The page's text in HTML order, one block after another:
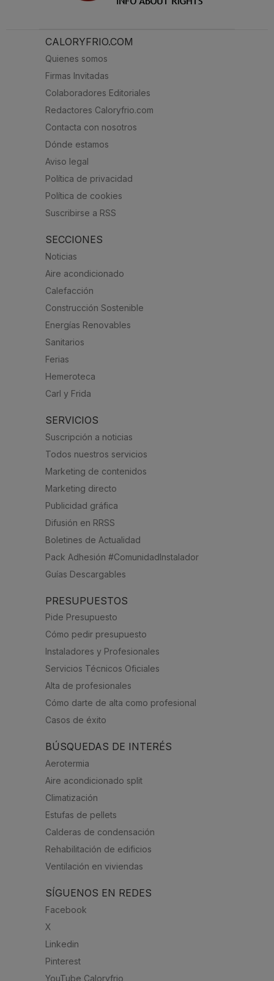
CALORYFRIO.COM
Quienes somos
Firmas Invitadas
Colaboradores Editoriales
Redactores Caloryfrio.com
Contacta con nosotros
Dónde estamos
Aviso legal
Política de privacidad
Política de cookies
Suscribirse a RSS
SECCIONES
Noticias
Aire acondicionado
Calefacción
Construcción Sostenible
Energías Renovables
Sanitarios
Ferias
Hemeroteca
Carl y Frida
SERVICIOS
Suscripción a noticias
Todos nuestros servicios
Marketing de contenidos
Marketing directo
Publicidad gráfica
Difusión en RRSS
Boletines de Actualidad
Pack Adhesión #ComunidadInstalador
Guías Descargables
PRESUPUESTOS
Pide Presupuesto
Cómo pedir presupuesto
Instaladores y Profesionales
Servicios Técnicos Oficiales
Alta de profesionales
Cómo darte de alta como profesional
Casos de éxito
BÚSQUEDAS DE INTERÉS
Aerotermia
Aire acondicionado split
Climatización
Estufas de pellets
Calderas de condensación
Rehabilitación de edificios
Ventilación en viviendas
SÍGUENOS EN REDES
Facebook
X
Linkedin
Pinterest
YouTube Caloryfrio